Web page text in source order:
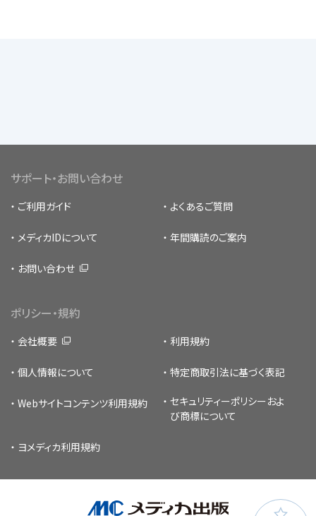
サポート・お問い合わせ
ご利用ガイド よくあるご質問
メディカIDについて 年間購読のご案内
お問い合わせ
ポリシー・規約
会社概要 利用規約
個人情報について 特定商取引法に基づく表記
Webサイトコンテンツ利用規約 セキュリティーポリシー およ
び商標について
ヨメディカ利用規約